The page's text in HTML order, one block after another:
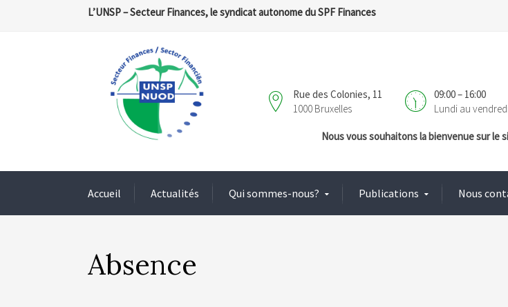
L’UNSP – Secteur Finances, le syndicat autonome du SPF Finances
09:00 – 16:00
Lundi au
Rue des Colonies, 11
1000 Bruxelles
Nous vous souhaitons la bienvenue sur le
Accueil Actualités Qui sommes-nous? Publications Nous
Absence